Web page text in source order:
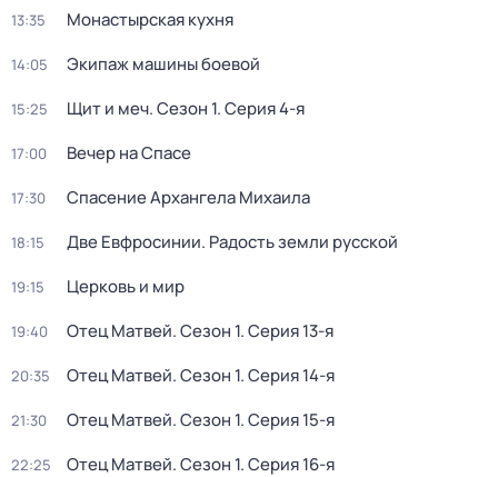
13:35 Монастырская кухня
14:05 Экипаж машины боевой
15:25 Щит и меч. Сезон 1. Серия 4-я
17:00 Вечер на Спасе
17:30 Спасение Архангела Михаила
18:15 Две Евфросинии. Радость земли русской
19:15 Церковь и мир
19:40 Отец Матвей. Сезон 1. Серия 13-я
20:35 Отец Матвей. Сезон 1. Серия 14-я
21:30 Отец Матвей. Сезон 1. Серия 15-я
22:25 Отец Матвей. Сезон 1. Серия 16-я